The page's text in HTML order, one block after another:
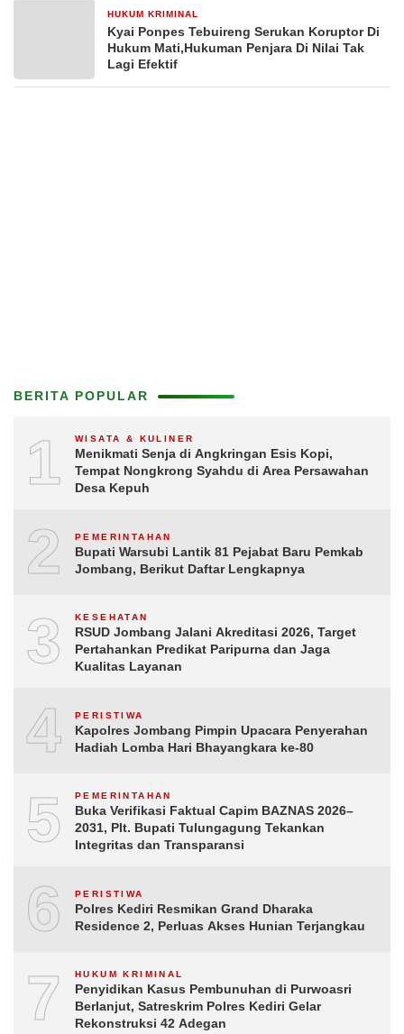
HUKUM KRIMINAL
Kyai Ponpes Tebuireng Serukan Koruptor Di
Hukum Mati,Hukuman Penjara Di Nilai Tak
Lagi Efektif
BERITA POPULAR
1 WISATA & KULINER
Menikmati Senja di Angkringan Esis Kopi,
Tempat Nongkrong Syahdu di Area Persawahan
Desa Kepuh
2 PEMERINTAHAN
Bupati Warsubi Lantik 81 Pejabat Baru Pemkab
Jombang, Berikut Daftar Lengkapnya
3 KESEHATAN
RSUD Jombang Jalani Akreditasi 2026, Target
Pertahankan Predikat Paripurna dan Jaga
Kualitas Layanan
4 PERISTIWA
Kapolres Jombang Pimpin Upacara Penyerahan
Hadiah Lomba Hari Bhayangkara ke-80
5 PEMERINTAHAN
Buka Verifikasi Faktual Capim BAZNAS 2026–
2031, Plt. Bupati Tulungagung Tekankan
Integritas dan Transparansi
6 PERISTIWA
Polres Kediri Resmikan Grand Dharaka
Residence 2, Perluas Akses Hunian Terjangkau
7 HUKUM KRIMINAL
Penyidikan Kasus Pembunuhan di Purwoasri
Berlanjut, Satreskrim Polres Kediri Gelar
Rekonstruksi 42 Adegan